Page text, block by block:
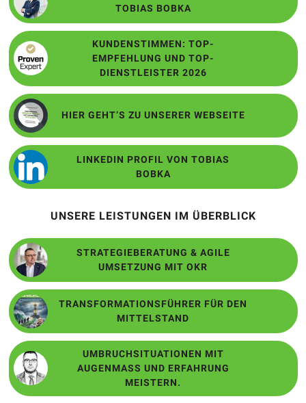
TOBIAS BOBKA
KUNDENSTIMMEN: TOP-
EMPFEHLUNG UND TOP-
DIENSTLEISTER 2026
HIER GEHT’S ZU UNSERER WEBSEITE
LINKEDIN PROFIL VON TOBIAS
BOBKA
UNSERE LEISTUNGEN IM ÜBERBLICK
STRATEGIEBERATUNG & AGILE
UMSETZUNG MIT OKR
TRANSFORMATIONSFÜHRER FÜR DEN
MITTELSTAND
UMBRUCHSITUATIONEN MIT
AUGENMASS UND ERFAHRUNG M
EISTERN.